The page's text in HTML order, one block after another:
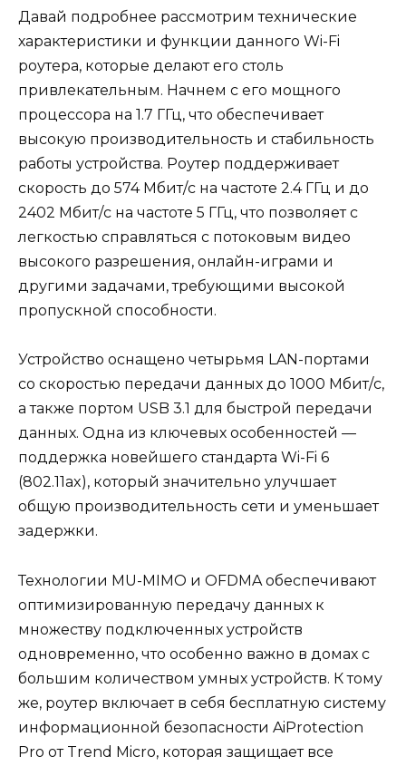
Давай подробнее рассмотрим технические
характеристики и функции данного Wi-Fi
роутера, которые делают его столь
привлекательным. Начнем с его мощного
процессора на 1.7 ГГц, что обеспечивает
высокую производительность и стабильность
работы устройства. Роутер поддерживает
скорость до 574 Мбит/с на частоте 2.4 ГГц и до
2402 Мбит/с на частоте 5 ГГц, что позволяет с
легкостью справляться с потоковым видео
высокого разрешения, онлайн-играми и
другими задачами, требующими высокой
пропускной способности.
Устройство оснащено четырьмя LAN-портами
со скоростью передачи данных до 1000 Мбит/с,
а также портом USB 3.1 для быстрой передачи
данных. Одна из ключевых особенностей —
поддержка новейшего стандарта Wi-Fi 6
(802.11ax), который значительно улучшает
общую производительность сети и уменьшает
задержки.
Технологии MU-MIMO и OFDMA обеспечивают
оптимизированную передачу данных к
множеству подключенных устройств
одновременно, что особенно важно в домах с
большим количеством умных устройств. К тому
же, роутер включает в себя бесплатную систему
информационной безопасности AiProtection
Pro от Trend Micro, которая защищает все